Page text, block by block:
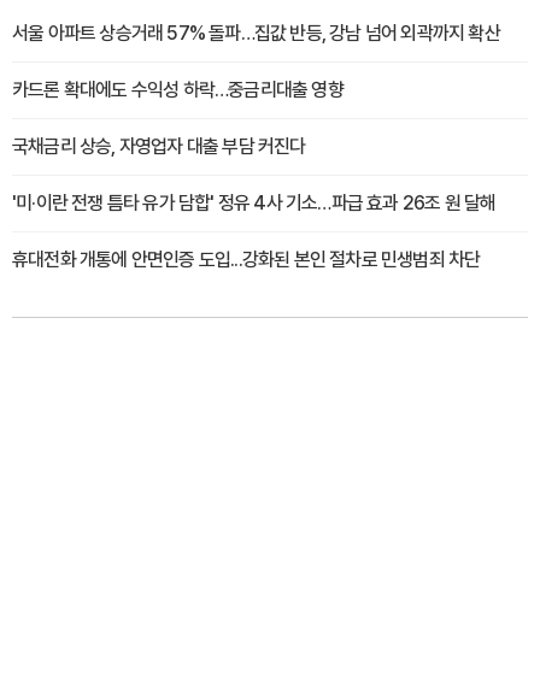
서울 아파트 상승거래 57% 돌파…집값 반등, 강남 넘어 외곽까지 확산
카드론 확대에도 수익성 하락…중금리대출 영향
국채금리 상승, 자영업자 대출 부담 커진다
'미·이란 전쟁 틈타 유가 담합' 정유 4사 기소…파급 효과 26조 원 달해
휴대전화 개통에 안면인증 도입...강화된 본인 절차로 민생범죄 차단